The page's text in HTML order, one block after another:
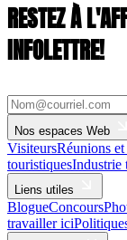
RESTEZ À
INFOLETTRE!
Nos espaces Web
VisiteursRéunions
touristiquesIndustrie
Liens utiles
BlogueConcours
travailler ici